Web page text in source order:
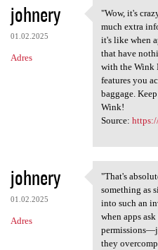
johnery
01.02.2025
Adres
"Wow, it's
"Wow, it's
much extra
it's like when
that have
with the Wink
features you
baggage.
Wink!
Source:
johnery
01.02.2025
Adres
"That's
"That's
something as
into such an
when apps
they